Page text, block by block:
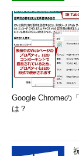
Google Chromeの
は？